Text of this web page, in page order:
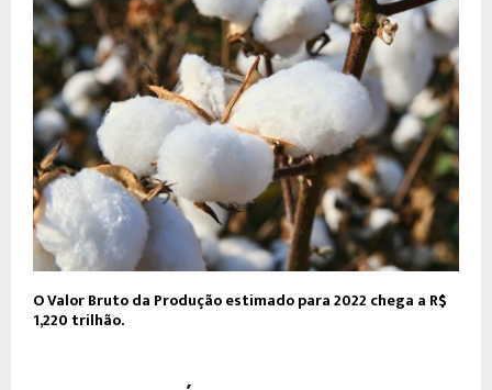
O Valor Bruto da Produção estimado para 2022 chega a R$
1,220 trilhão.